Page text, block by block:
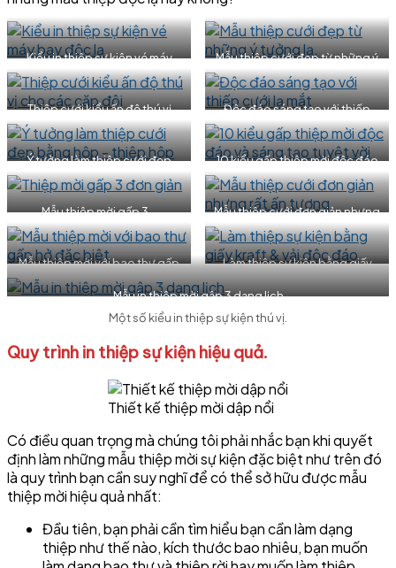
Kiểu in thiệp sự kiện vé máy
bay độc lạ
Mẫu thiệp cưới đẹp từ những ý
tưởng lạ.
Thiệp cưới kiểu ấn độ thú vị
cho các cặp đôi
Độc đáo sáng tạo với thiếp
cưới lạ mắt
Ý tưởng làm thiệp cưới đẹp
bằng hộp – thiệp hộp
10 kiểu gấp thiệp mời độc đáo
và sáng tạo tuyệt vời
Mẫu thiệp mời gấp 3 –
Pocketfold Invitations
Mẫu thiệp cưới đơn giản nhưng
rất ấn tượng
Mẫu thiệp mời với bao thư gấp
hở đặc biệt
Làm thiệp sự kiện bằng giấy
kraft & vải độc đáo
Mẫu in thiệp mời gập 3 dạng lịch
Một số kiểu in thiệp sự kiện thú vị.
Quy trình in thiệp sự kiện hiệu quả.
Thiết kế thiệp mời dập nổi
Có điều quan trọng mà chúng tôi phải nhắc bạn khi quyết
định làm những mẫu thiệp mời sự kiện đặc biệt như trên đó
là quy trình bạn cần suy nghĩ để có thể sở hữu được mẫu
thiệp mời hiệu quả nhất:
Đầu tiên, bạn phải cần tìm hiểu bạn cần làm dạng
thiệp như thế nào, kích thước bao nhiêu, bạn muốn